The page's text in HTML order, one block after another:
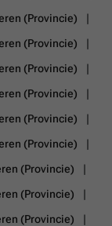
(Provincie)
(Provincie)
(Provincie)
(Provincie)
(Provincie)
(Provincie)
(Provincie)
(Provincie)
(Provincie)